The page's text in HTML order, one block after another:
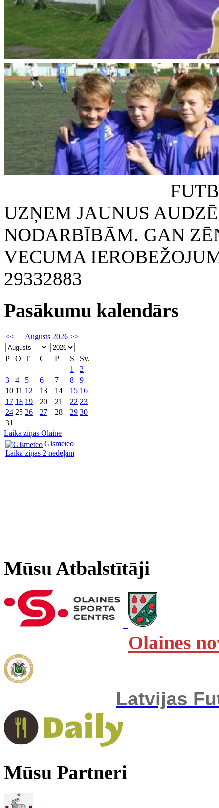
FUTBOLA
UZŅEM JAUNUS
NODARBĪBĀM. GAN
VECUMA
29332883
Pasākumu kalendārs
<< Augusts 2026 >>
P O T C P S
Sv.
1
2
3
4 5 6 7 8
9
10 11 12 13 14 15 16
17 18 19 20 21 22 23
24 25 26 27 28 29 30
31
Laika ziņas Olainē
Gismeteo
Laika ziņas 2 nedēļām
Mūsu Atbalstītāji
Olaines
Latvijas
Mūsu Partneri